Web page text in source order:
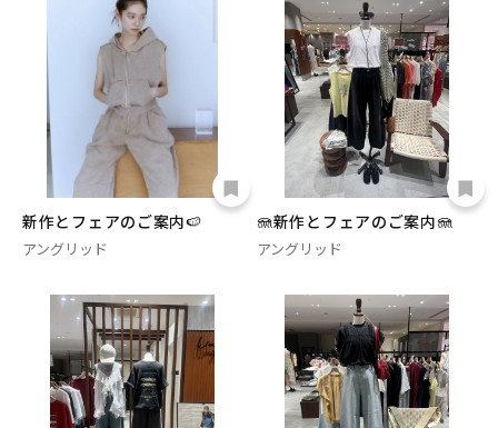
新作とフェアのご案内🍉
アングリッド
🪼新作とフェアのご案内🪼
アングリッド